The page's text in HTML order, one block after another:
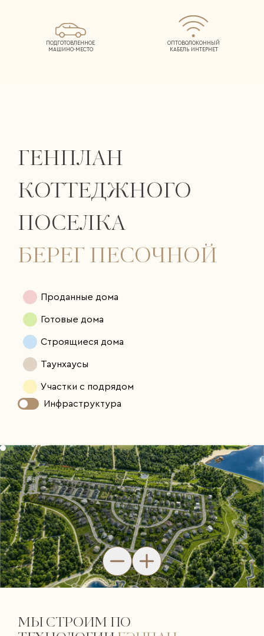
ПОДГОТОВЛЕННОЕ
МАШИНО-МЕСТО
ОПТОВОЛОКОННЫЙ
КАБЕЛЬ ИНТЕРНЕТ
ГЕНПЛАН
КОТТЕДЖНОГО
ПОСЕЛКА
БЕРЕГ ПЕСОЧНОЙ
Проданные дома
Готовые дома
Строящиеся дома
Таунхаусы
Участки с подрядом
Инфраструктура
МЫ СТРОИМ ПО